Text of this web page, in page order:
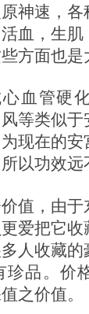
神速，各
血，生
方面也是
血管硬
等类似于
现在的安
以功效远
值，由于
爱把它收
人收藏的
珍品。价
之价值。